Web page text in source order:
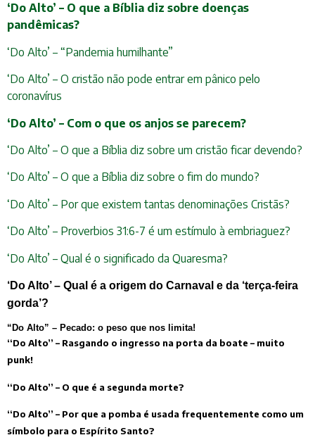
‘Do Alto’ – O que a Bíblia diz sobre doenças
pandêmicas?
‘Do Alto’ – “Pandemia humilhante”
‘Do Alto’ – O cristão não pode entrar em pânico pelo
coronavírus
‘Do Alto’ – Com o que os anjos se parecem?
‘Do Alto’ – O que a Bíblia diz sobre um cristão ficar devendo?
‘Do Alto’ – O que a Bíblia diz sobre o fim do mundo?
‘Do Alto’ – Por que existem tantas denominações Cristãs?
‘Do Alto’ – Proverbios 31:6-7 é um estímulo à embriaguez?
‘Do Alto’ – Qual é o significado da Quaresma?
‘Do Alto’ – Qual é a origem do Carnaval e da ‘terça-feira
gorda’?
“Do Alto” – Pecado: o peso que nos limita!
“Do Alto” – Rasgando o ingresso na porta da boate – muito
punk!
“Do Alto” – O que é a segunda morte?
“Do Alto” – Por que a pomba é usada frequentemente como um
símbolo para o Espírito Santo?